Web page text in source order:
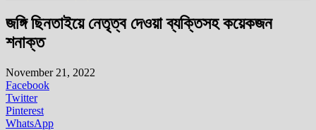
জঙ্গি ছিনতাইয়ে নেতৃত্ব দেওয়া ব্যক্তিসহ কয়েকজন
শনাক্ত
November 21, 2022
Facebook
Twitter
Pinterest
WhatsApp